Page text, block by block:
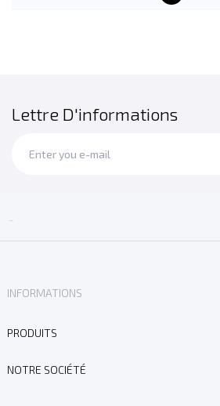
Lettre D'informations

INFORMATIONS
PRODUITS
NOTRE SOCIÉTÉ